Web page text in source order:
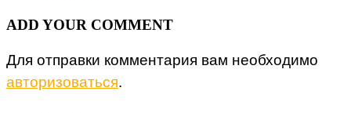
ADD YOUR COMMENT
Для отправки комментария вам необходимо
авторизоваться.